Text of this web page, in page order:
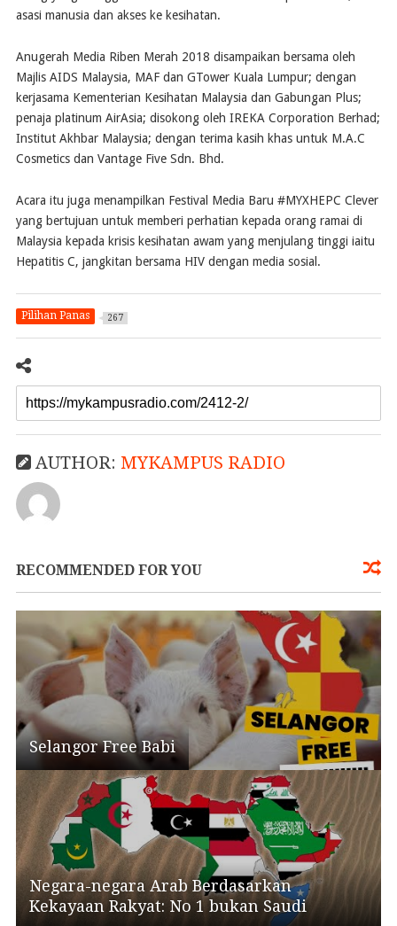
asasi manusia dan akses ke kesihatan.
Anugerah Media Riben Merah 2018 disampaikan bersama oleh
Majlis AIDS Malaysia, MAF dan GTower Kuala Lumpur; dengan
kerjasama Kementerian Kesihatan Malaysia dan Gabungan Plus;
penaja platinum AirAsia; disokong oleh IREKA Corporation Berhad;
Institut Akhbar Malaysia; dengan terima kasih khas untuk M.A.C
Cosmetics dan Vantage Five Sdn. Bhd.
Acara itu juga menampilkan Festival Media Baru #MYXHEPC Clever
yang bertujuan untuk memberi perhatian kepada orang ramai di
Malaysia kepada krisis kesihatan awam yang menjulang tinggi iaitu
Hepatitis C, jangkitan bersama HIV dengan media sosial.
Pilihan Panas 267
AUTHOR: MYKAMPUS RADIO
RECOMMENDED FOR YOU
Selangor Free Babi
Negara-negara Arab Berdasarkan
Kekayaan Rakyat: No 1 bukan Saudi